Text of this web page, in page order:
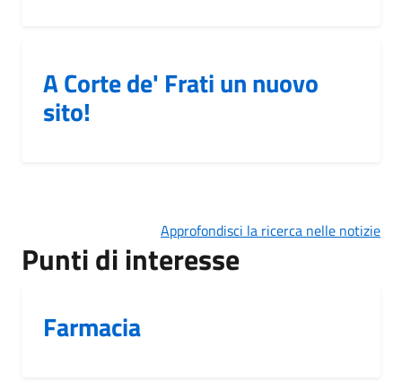
A Corte de' Frati un nuovo
sito!
Approfondisci la ricerca nelle notizie
Punti di interesse
Farmacia